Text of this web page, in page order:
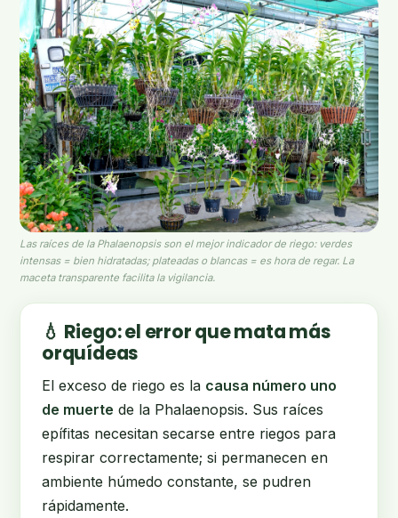
Las raíces de la Phalaenopsis son el mejor indicador de riego: verdes
intensas = bien hidratadas; plateadas o blancas = es hora de regar. La
maceta transparente facilita la vigilancia.
💧 Riego: el error que mata más
orquídeas
El exceso de riego es la causa número uno
de muerte de la Phalaenopsis. Sus raíces
epífitas necesitan secarse entre riegos para
respirar correctamente; si permanecen en
ambiente húmedo constante, se pudren
rápidamente.